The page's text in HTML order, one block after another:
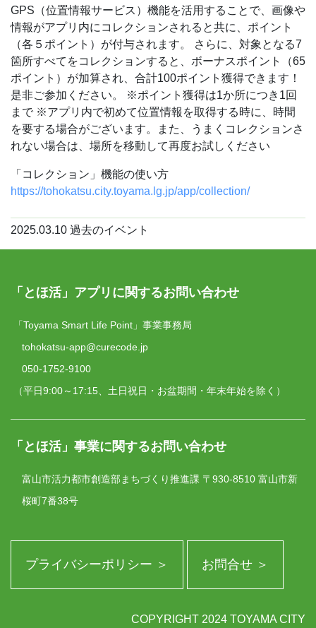
GPS（位置情報サービス）機能を活用することで、画像や
情報がアプリ内にコレクションされると共に、ポイント
（各５ポイント）が付与されます。
さらに、対象となる7
箇所すべてをコレクションすると、ボーナスポイント（65
ポイント）が加算され、合計100ポイント獲得できます！
是非ご参加ください。
※ポイント獲得は1か所につき1回
まで ※アプリ内で初めて位置情報を取得する時に、時間
を要する場合がございます。また、うまくコレクションさ
れない場合は、場所を移動して再度お試しください
「コレクション」機能の使い方
https://tohokatsu.city.toyama.lg.jp/app/collection/
2025.03.10 過去のイベント
「とほ活」アプリに関するお問い合わせ
「Toyama Smart Life Point」事業事務局
tohokatsu-app@curecode.jp
050-1752-9100
（平日9:00～17:15、土日祝日・お盆期間・年末年始を除く）
「とほ活」事業に関するお問い合わせ
富山市活力都市創造部まちづくり推進課 〒930-8510 富山市新
桜町7番38号
プライバシーポリシー ＞ お問合せ ＞
COPYRIGHT 2024 TOYAMA CITY